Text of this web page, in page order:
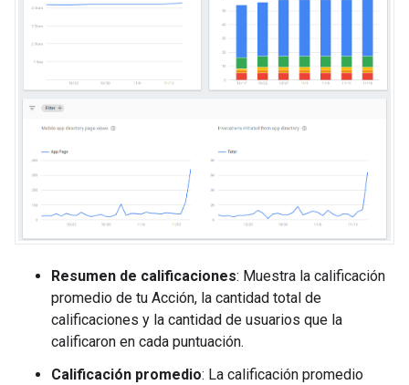
Resumen de calificaciones: Muestra la calificación
promedio de tu Acción, la cantidad total de
calificaciones y la cantidad de usuarios que la
calificaron en cada puntuación.
Calificación promedio: La calificación promedio